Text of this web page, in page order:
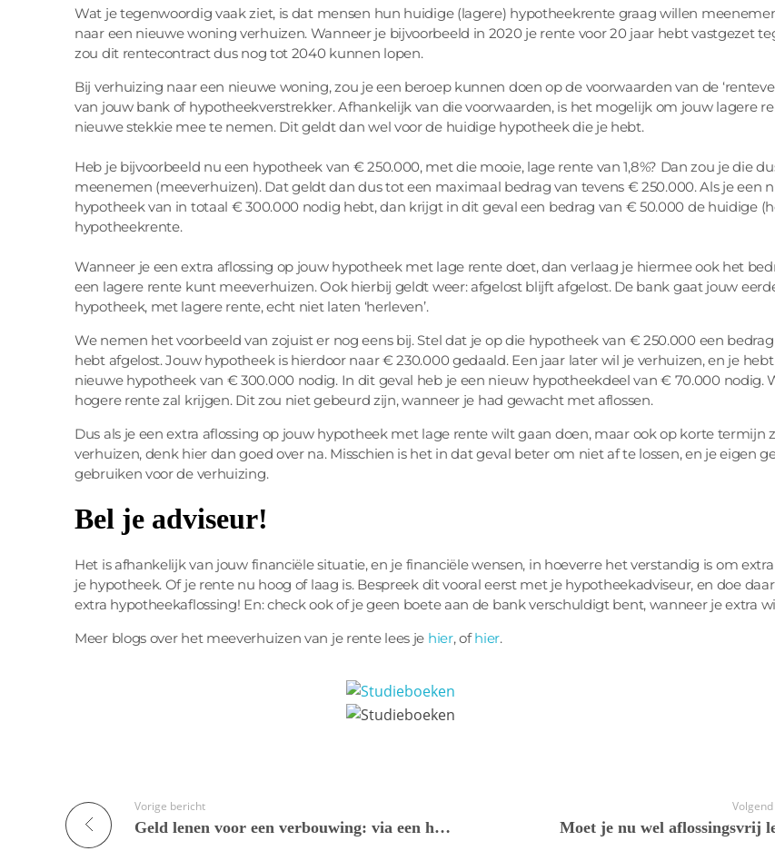
Wat je tegenwoordig vaak ziet, is dat mensen hun huidige (lagere) hypotheekrente graag willen
naar een nieuwe woning verhuizen. Wanneer je bijvoorbeeld in 2020 je rente voor 20 jaar hebt vastgezet
zou dit rentecontract dus nog tot 2040 kunnen lopen.
Bij verhuizing naar een nieuwe woning, zou je een beroep kunnen doen op de voorwaarden van de
van jouw bank of hypotheekverstrekker. Afhankelijk van die voorwaarden, is het mogelijk om jouw lagere
nieuwe stekkie mee te nemen. Dit geldt dan wel voor de huidige hypotheek die je hebt.
Heb je bijvoorbeeld nu een hypotheek van € 250.000, met die mooie, lage rente van 1,8%? Dan zou je die
meenemen (meeverhuizen). Dat geldt dan dus tot een maximaal bedrag van tevens € 250.000. Als je een
hypotheek van in totaal € 300.000 nodig hebt, dan krijgt in dit geval een bedrag van € 50.000 de huidige
hypotheekrente.
Wanneer je een extra aflossing op jouw hypotheek met lage rente doet, dan verlaag je hiermee ook het
een lagere rente kunt meeverhuizen. Ook hierbij geldt weer: afgelost blijft afgelost. De bank gaat jouw
hypotheek, met lagere rente, echt niet laten ‘herleven’.
We nemen het voorbeeld van zojuist er nog eens bij. Stel dat je op die hypotheek van € 250.000 een
hebt afgelost. Jouw hypotheek is hierdoor naar € 230.000 gedaald. Een jaar later wil je verhuizen, en je
nieuwe hypotheek van € 300.000 nodig. In dit geval heb je een nieuw hypotheekdeel van € 70.000 nodig.
hogere rente zal krijgen. Dit zou niet gebeurd zijn, wanneer je had gewacht met aflossen.
Dus als je een extra aflossing op jouw hypotheek met lage rente wilt gaan doen, maar ook op korte termijn
verhuizen, denk hier dan goed over na. Misschien is het in dat geval beter om niet af te lossen, en je eigen
gebruiken voor de verhuizing.
Bel je adviseur!
Het is afhankelijk van jouw financiële situatie, en je financiële wensen, in hoeverre het verstandig is om
je hypotheek. Of je rente nu hoog of laag is. Bespreek dit vooral eerst met je hypotheekadviseur, en doe
extra hypotheekaflossing! En: check ook of je geen boete aan de bank verschuldigt bent, wanneer je extra
Meer blogs over het meeverhuizen van je rente lees je hier, ofhier.
Vorige bericht
Geld lenen voor een verbouwing: via een hypotheek, of persoonlijke lening? Moet je nu wel aflossingsvrij